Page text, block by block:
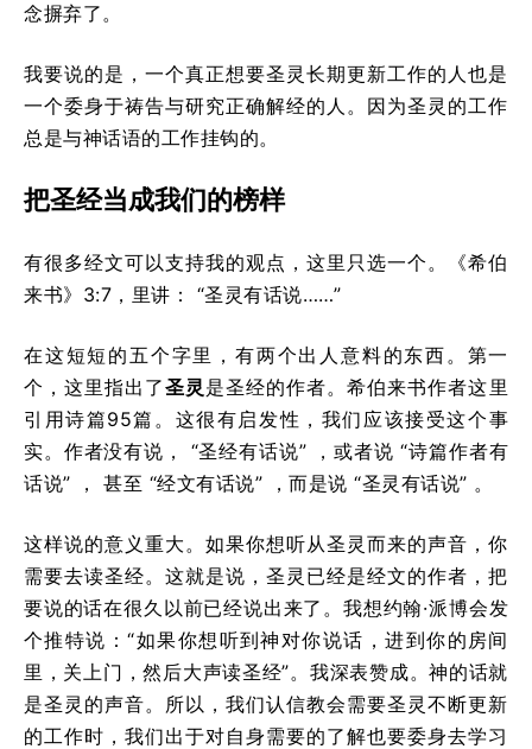
念摒弃了。
我要说的是，一个真正想要圣灵长期更新工作的人也是
一个委身于祷告与研究正确解经的人。因为圣灵的工作
总是与神话语的工作挂钩的。
把圣经当成我们的榜样
有很多经文可以支持我的观点，这里只选一个。《希伯
来书》3:7，里讲： “圣灵有话说……”
在这短短的五个字里，有两个出人意料的东西。第一
个，这里指出了圣灵 是圣经的作者。希伯来书作者这里
引用诗篇95篇。这很有启发性，我们应该接受这个事
实。作者没有说， “圣经有话说” ，或者说 “诗篇作者有
话说” ， 甚至 “经文有话说” ，而是说 “圣灵有话说” 。
这样说的意义重大。如果你想听从圣灵而来的声音，你
需要去读圣经。这就是说，圣灵已经是经文的作者，把
要说的话在很久以前已经说出来了。我想约翰·派博会发
个推特说：“如果你想听到神对你说话，进到你的房间
里，关上门，然后大声读圣经”。我深表赞成。神的话就
是圣灵的声音。所以，我们认信教会需要圣灵不断更新
的工作时，我们出于对自身需要的了解也要委身去学习